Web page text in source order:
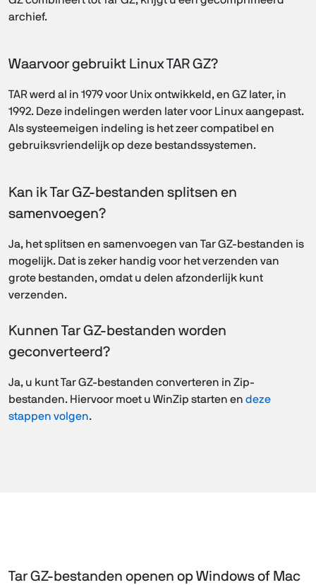
archief.
Waarvoor gebruikt Linux TAR GZ?
TAR werd al in 1979 voor Unix ontwikkeld, en GZ later, in
1992. Deze indelingen werden later voor Linux aangepast.
Als systeemeigen indeling is het zeer compatibel en
gebruiksvriendelijk op deze bestandssystemen.
Kan ik Tar GZ-bestanden splitsen en
samenvoegen?
Ja, het splitsen en samenvoegen van Tar GZ-bestanden is
mogelijk. Dat is zeker handig voor het verzenden van
grote bestanden, omdat u delen afzonderlijk kunt
verzenden.
Kunnen Tar GZ-bestanden worden
geconverteerd?
Ja, u kunt Tar GZ-bestanden converteren in Zip-
bestanden. Hiervoor moet u WinZip starten en deze
stappen volgen.
Tar GZ-bestanden openen op Windows of Mac